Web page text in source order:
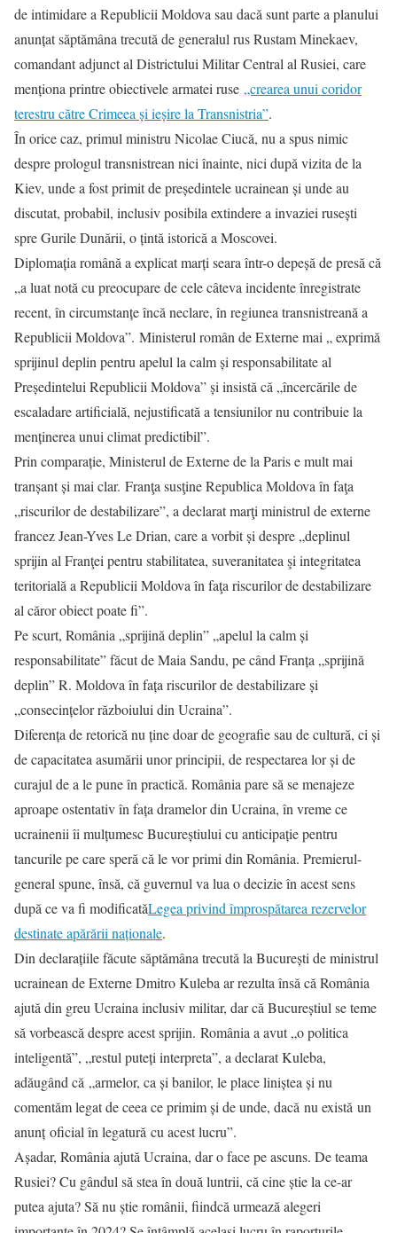
de intimidare a Republicii Moldova sau dacă sunt parte a planului
anunțat săptămâna trecută de generalul rus Rustam Minekaev,
comandant adjunct al Districtului Militar Central al Rusiei, care
menționa printre obiectivele armatei ruse „crearea unui coridor
terestru către Crimeea și ieșire la Transnistria”.
În orice caz, primul ministru Nicolae Ciucă, nu a spus nimic
despre prologul transnistrean nici înainte, nici după vizita de la
Kiev, unde a fost primit de președintele ucrainean și unde au
discutat, probabil, inclusiv posibila extindere a invaziei rusești
spre Gurile Dunării, o țintă istorică a Moscovei.
Diplomația română a explicat marți seara într-o depeșă de presă că
„a luat notă cu preocupare de cele câteva incidente înregistrate
recent, în circumstanțe încă neclare, în regiunea transnistreană a
Republicii Moldova”. Ministerul român de Externe mai „ exprimă
sprijinul deplin pentru apelul la calm și responsabilitate al
Președintelui Republicii Moldova” și insistă că „încercările de
escaladare artificială, nejustificată a tensiunilor nu contribuie la
menținerea unui climat predictibil”.
Prin comparație, Ministerul de Externe de la Paris e mult mai
tranșant și mai clar. Franţa susţine Republica Moldova în faţa
„riscurilor de destabilizare”, a declarat marţi ministrul de externe
francez Jean-Yves Le Drian, care a vorbit și despre „deplinul
sprijin al Franţei pentru stabilitatea, suveranitatea şi integritatea
teritorială a Republicii Moldova în faţa riscurilor de destabilizare
al căror obiect poate fi”.
Pe scurt, România „sprijină deplin” „apelul la calm și
responsabilitate” făcut de Maia Sandu, pe când Franța „sprijină
deplin” R. Moldova în fața riscurilor de destabilizare și
„consecințelor războiului din Ucraina”.
Diferența de retorică nu ține doar de geografie sau de cultură, ci și
de capacitatea asumării unor principii, de respectarea lor și de
curajul de a le pune în practică. România pare să se menajeze
aproape ostentativ în fața dramelor din Ucraina, în vreme ce
ucrainenii îi mulțumesc Bucureștiului cu anticipație pentru
tancurile pe care speră că le vor primi din România. Premierul-
general spune, însă, că guvernul va lua o decizie în acest sens
după ce va fi modificatăLegea privind împrospătarea rezervelor
destinate apărării naționale.
Din declarațiile făcute săptămâna trecută la București de ministrul
ucrainean de Externe Dmitro Kuleba ar rezulta însă că România
ajută din greu Ucraina inclusiv militar, dar că Bucureștiul se teme
să vorbească despre acest sprijin. România a avut „o politica
inteligentă”, „restul puteți interpreta”, a declarat Kuleba,
adăugând că „armelor, ca și banilor, le place liniștea și nu
comentăm legat de ceea ce primim și de unde, dacă nu există un
anunț oficial în legatură cu acest lucru”.
Așadar, România ajută Ucraina, dar o face pe ascuns. De teama
Rusiei? Cu gândul să stea în două luntrii, că cine știe la ce-ar
putea ajuta? Să nu știe românii, fiindcă urmează alegeri